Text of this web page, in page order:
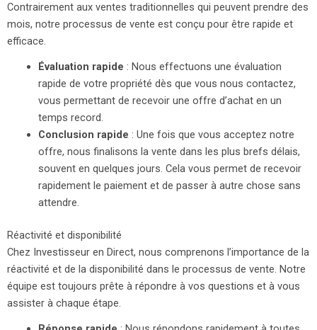
Contrairement aux ventes traditionnelles qui peuvent prendre des
mois, notre processus de vente est conçu pour être rapide et
efficace.
Évaluation rapide : Nous effectuons une évaluation
rapide de votre propriété dès que vous nous contactez,
vous permettant de recevoir une offre d’achat en un
temps record.
Conclusion rapide : Une fois que vous acceptez notre
offre, nous finalisons la vente dans les plus brefs délais,
souvent en quelques jours. Cela vous permet de recevoir
rapidement le paiement et de passer à autre chose sans
attendre.
Réactivité et disponibilité
Chez Investisseur en Direct, nous comprenons l’importance de la
réactivité et de la disponibilité dans le processus de vente. Notre
équipe est toujours prête à répondre à vos questions et à vous
assister à chaque étape.